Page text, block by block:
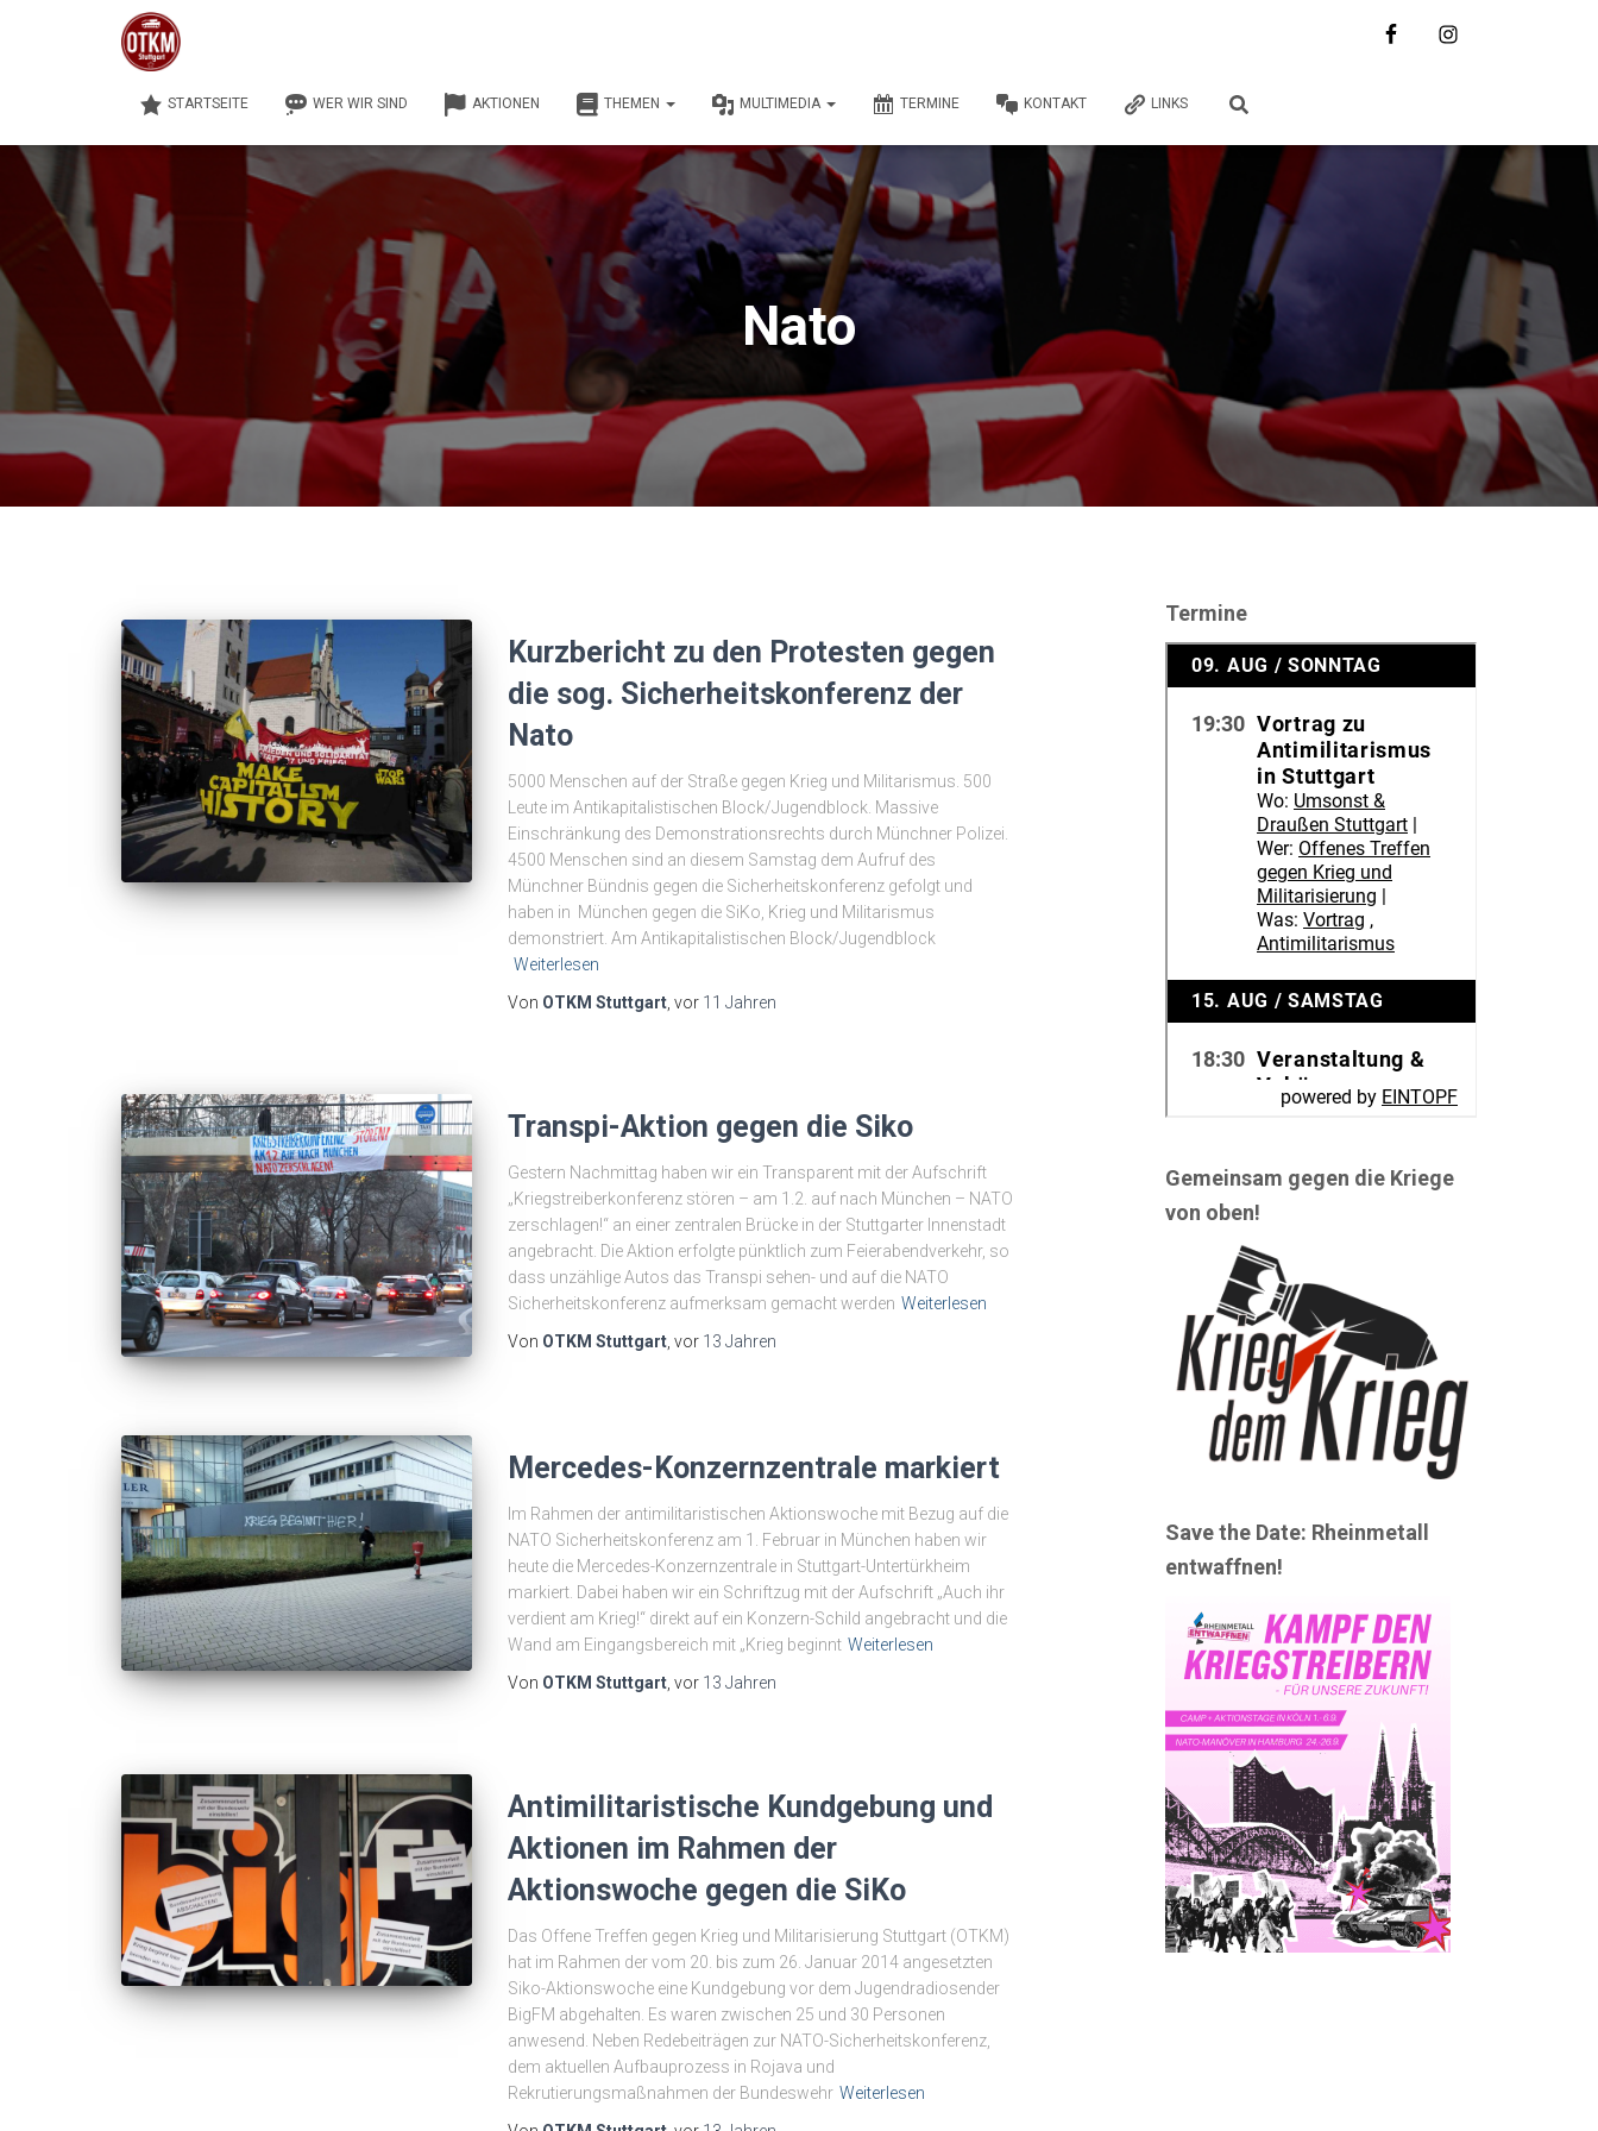
STARTSEITE WER WIR SIND AKTIONEN THEMEN MULTIMEDIA TERMINE KONTAKT LINKS
Nato
Kurzbericht zu den Protesten gegen
die sog. Sicherheitskonferenz der
Nato
5000 Menschen auf der Straße gegen Krieg und Militarismus. 500
Leute im Antikapitalistischen Block/Jugendblock. Massive
Einschränkung des Demonstrationsrechts durch Münchner Polizei.
4500 Menschen sind an diesem Samstag dem Aufruf des
Münchner Bündnis gegen die Sicherheitskonferenz gefolgt und
haben in München gegen die SiKo, Krieg und Militarismus
demonstriert. Am Antikapitalistischen Block/Jugendblock
Weiterlesen
Von OTKM Stuttgart , vor 11 Jahren
Transpi-Aktion gegen die Siko
Gestern Nachmittag haben wir ein Transparent mit der Aufschrift
„Kriegstreiberkonferenz stören – am 1.2. auf nach München – NATO
zerschlagen!“ an einer zentralen Brücke in der Stuttgarter Innenstadt
angebracht. Die Aktion erfolgte pünktlich zum Feierabendverkehr, so
dass unzählige Autos das Transpi sehen- und auf die NATO
Sicherheitskonferenz aufmerksam gemacht werden Weiterlesen
Von OTKM Stuttgart , vor 13 Jahren
Mercedes-Konzernzentrale markiert
Im Rahmen der antimilitaristischen Aktionswoche mit Bezug auf die
NATO Sicherheitskonferenz am 1. Februar in München haben wir
heute die Mercedes-Konzernzentrale in Stuttgart-Untertürkheim
markiert. Dabei haben wir ein Schriftzug mit der Aufschrift „Auch ihr
verdient am Krieg!“ direkt auf ein Konzern-Schild angebracht und die
Wand am Eingangsbereich mit „Krieg beginnt Weiterlesen
Von OTKM Stuttgart, vor 13 Jahren
Antimilitaristische Kundgebung und
Aktionen im Rahmen der
Aktionswoche gegen die SiKo
Das Offene Treffen gegen Krieg und Militarisierung Stuttgart (OTKM)
hat im Rahmen der vom 20. bis zum 26. Januar 2014 angesetzten
Siko-Aktionswoche eine Kundgebung vor dem Jugendradiosender
BigFM abgehalten. Es waren zwischen 25 und 30 Personen
anwesend. Neben Redebeiträgen zur NATO-Sicherheitskonferenz,
dem aktuellen Aufbauprozess in Rojava und
Rekrutierungsmaßnahmen der Bundeswehr Weiterlesen
Termine
Gemeinsam gegen die Kriege
von oben!
Save the Date: Rheinmetall
entwaffnen!